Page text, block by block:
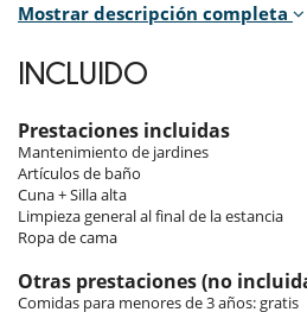
Bathroom private, with shower. WC in
Room 2
shared, with bathtub. WC are shared.
office table.
Room 3
Room, 1st floor. The bedroom has 6
trundle beds. Bathroom shared, with
Room 4
Room, Lower floor. This bedroom has 2
Mostrar descripción completa
INCLUIDO
Prestaciones incluidas
Mantenimiento de jardines
Artículos de baño
Cuna + Silla alta
Limpieza general al final de la estancia
Ropa de cama
Otras prestaciones (no
Comidas para menores de 3 años: gratis